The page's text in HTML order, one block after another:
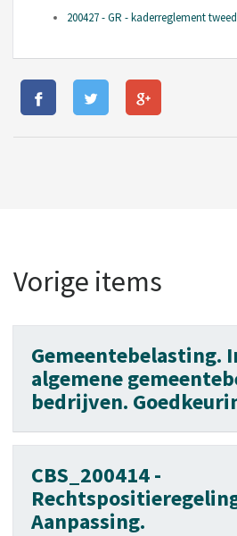
200427 - GR - kaderreglement
Vorige items
Gemeentebelasting.
algemene
bedrijven.
CBS_200414 -
Aanpassing.